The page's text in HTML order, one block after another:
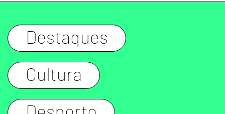
Destaques
Cultura